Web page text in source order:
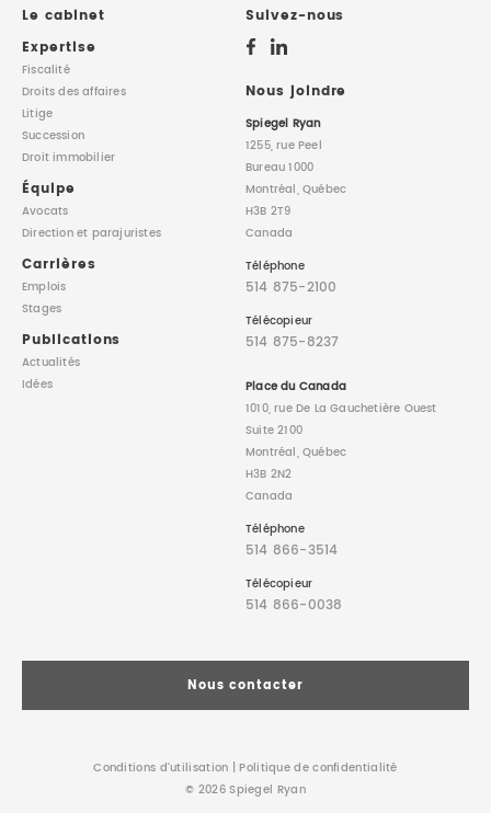
Le cabinet
Expertise
Fiscalité
Droits des affaires
Litige
Succession
Droit immobilier
Équipe
Avocats
Directionet parajuristes
Carrières
Emplois
Stages
Publications
Actualités
Idées
Suivez-nous
Nous joindre
Spiegel Ryan
1255, rue Peel
Bureau 1000
Montréal, Québec
H3B 2T9
Canada
Téléphone
514 875-2100
Télécopieur
514 875-8237
Place du Canada
1010, rue De La Gauchetière Ouest
Suite 2100
Montréal, Québec
H3B 2N2
Canada
Téléphone
514 866-3514
Télécopieur
514 866-0038
Nous contacter
Conditions d’utilisation |Politique de confidentialité
© 2026 Spiegel Ryan